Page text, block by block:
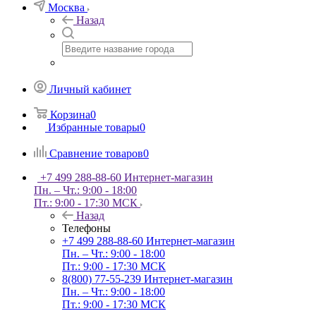
Москва
Назад
Личный кабинет
Корзина0
Избранные товары0
Сравнение товаров0
+7 499 288-88-60 Интернет-магазин
Пн. – Чт.: 9:00 - 18:00
Пт.: 9:00 - 17:30 МСК
Назад
Телефоны
+7 499 288-88-60 Интернет-магазин
Пн. – Чт.: 9:00 - 18:00
Пт.: 9:00 - 17:30 МСК
8(800) 77-55-239 Интернет-магазин
Пн. – Чт.: 9:00 - 18:00
Пт.: 9:00 - 17:30 МСК